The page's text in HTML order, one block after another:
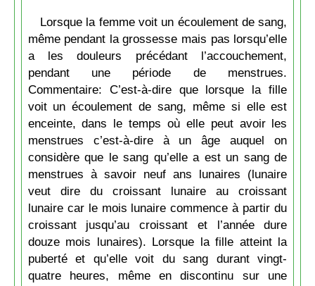
Lorsque la femme voit un écoulement de sang,
même pendant la grossesse mais pas lorsqu’elle
a les douleurs précédant l’accouchement,
pendant une période de menstrues.
Commentaire: C’est-à-dire que lorsque la fille
voit un écoulement de sang, même si elle est
enceinte, dans le temps où elle peut avoir les
menstrues c’est-à-dire à un âge auquel on
considère que le sang qu’elle a est un sang de
menstrues à savoir neuf ans lunaires (lunaire
veut dire du croissant lunaire au croissant
lunaire car le mois lunaire commence à partir du
croissant jusqu’au croissant et l’année dure
douze mois lunaires). Lorsque la fille atteint la
puberté et qu’elle voit du sang durant vingt-
quatre heures, même en discontinu sur une